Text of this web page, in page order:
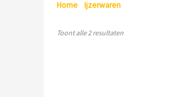
Home/ Ijzerwaren/ Slangverbinders
Toont alle 2 resultaten